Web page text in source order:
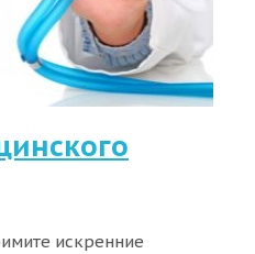
искренние